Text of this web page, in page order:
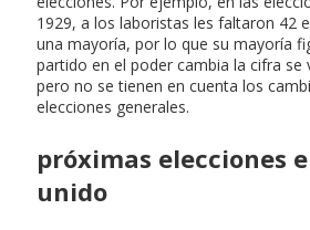
1929, a los laboristas les faltaron 42
una mayoría, por lo que su mayoría
partido en el poder cambia la cifra se
pero no se tienen en cuenta los
elecciones generales.
próximas elecciones
unido